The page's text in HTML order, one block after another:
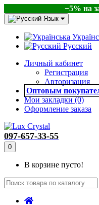
−5% на
Язык
Русский
Личный кабинет
Регистрация
Авторизация
Оптовым
Мои закладки (0)
Оформление заказа
097-657-33-55
0
В корзине пусто!